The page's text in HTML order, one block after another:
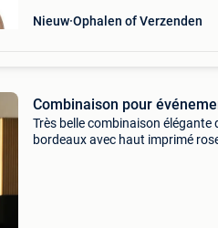
Nieuw Ophalen of Verzenden
Combinaison pour
Très belle combinaison élégante
bordeaux avec haut imprimé